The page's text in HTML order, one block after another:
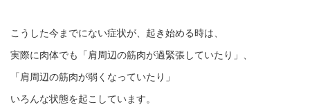
こうした今までにない症状が、起き始める時は、
実際に肉体でも「肩周辺の筋肉が過緊張していたり」、
「肩周辺の筋肉が弱くなっていたり」
いろんな状態を起こしています。